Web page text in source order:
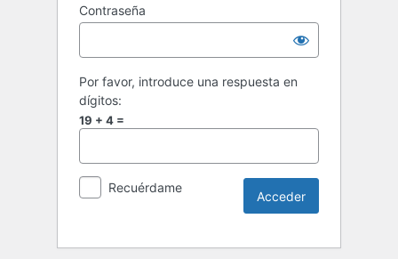
Contraseña
Por favor, introduce una respuesta en
dígitos:
19 + 4 =
Recuérdame